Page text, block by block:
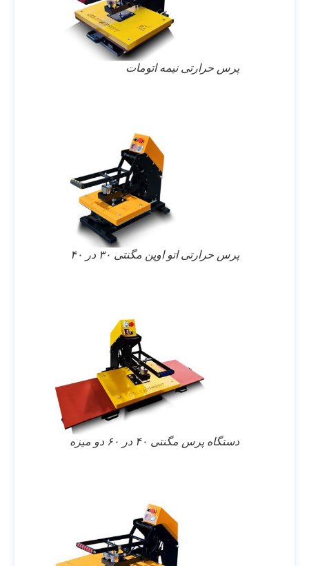
پرس حرارتی نیمه اتومات
پرس حرارتی اتو اوپن مگنتی ۳۰ در ۴۰
دستگاه پرس مگنتی ۴۰ در ۶۰ دو میزه